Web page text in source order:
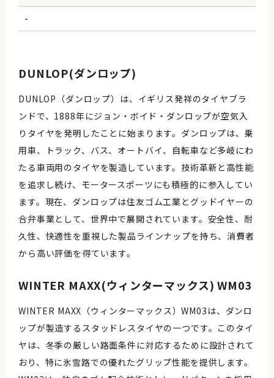
-
DUNLOP(ダンロップ)
DUNLOP（ダンロップ）は、イギリス発祥のタイヤブラ
ンドで、1888年にジョン・ボイド・ダンロップが空気入
りタイヤを発明したことに始まります。ダンロップは、乗
用車、トラック、バス、オートバイ、自転車など多岐にわ
たる車両用のタイヤを製造しています。技術革新と高性能
を追求し続け、モータースポーツにも積極的に参入してい
ます。現在、ダンロップは住友ゴム工業とグッドイヤーの
合弁事業として、世界中で展開されています。安全性、耐
久性、快適性を重視した製品ラインナップを持ち、消費者
から高い評価を得ています。
WINTER MAXX(ウィンターマックス) WM03
WINTER MAXX（ウィンターマックス）WM03は、ダンロ
ップが製造するスタッドレスタイヤの一つです。このタイ
ヤは、冬季の厳しい路面条件に対応するために設計されて
おり、特に氷雪路での優れたグリップ性能を提供します。